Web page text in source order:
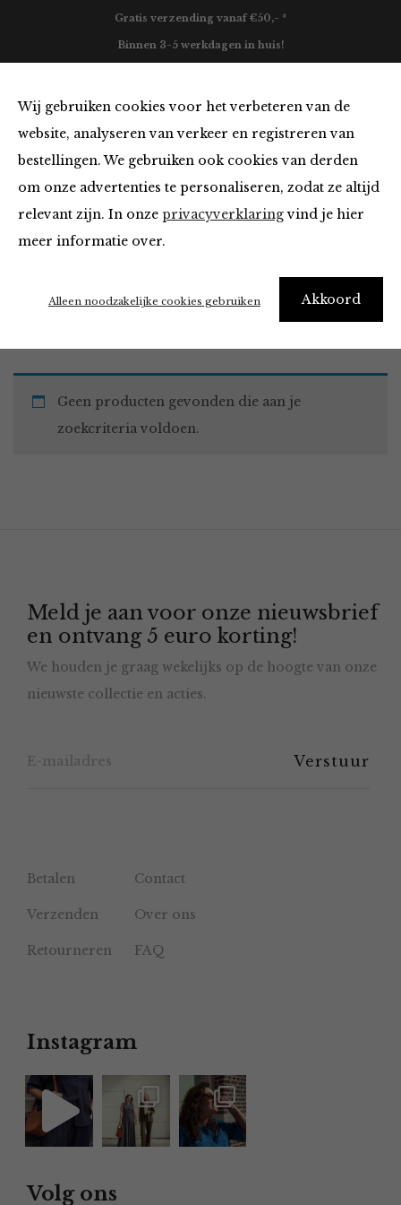
Wij gebruiken cookies voor het verbeteren van de
website, analyseren van verkeer en registreren van
bestellingen. We gebruiken ook cookies van derden
om onze advertenties te personaliseren, zodat ze altijd
relevant zijn. In onze privacyverklaringvind je hier
meer informatie over.
Akkoord
Alleen noodzakelijke cookies gebruiken
Gratis verzending vanaf €50,- *
Binnen 3-5 werkdagen in huis!
Must Haves van
Home Winkel Accessoires Must Haves
Geen producten gevonden die aan je
zoekcriteria voldoen.
Meld je aan voor onze nieuwsbrief
en ontvang 5 euro korting!
We houden je graag wekelijks op de hoogte van onze
nieuwste collectie en acties.
Betalen Contact
Verzenden Over ons
Retourneren FAQ
Instagram
Volg ons